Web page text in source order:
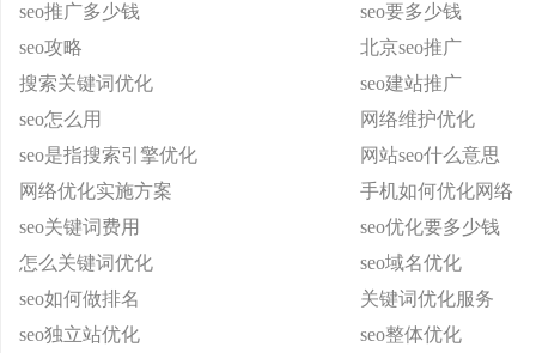
seo推广多少钱
seo要多少钱
seo攻略
北京seo推广
搜索关键词优化
seo建站推广
seo怎么用
网络维护优化
seo是指搜索引擎优化
网站seo什么意思
网络优化实施方案
手机如何优化网络
seo关键词费用
seo优化要多少钱
怎么关键词优化
seo域名优化
seo如何做排名
关键词优化服务
seo独立站优化
seo整体优化